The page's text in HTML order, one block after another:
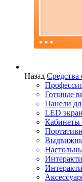
Назад Средства
Готовые
Панели
LED
Кабинеты